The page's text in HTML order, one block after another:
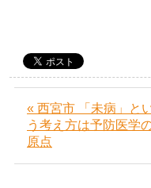
« 西宮市 「未病」と
う考え方は予防医学
原点